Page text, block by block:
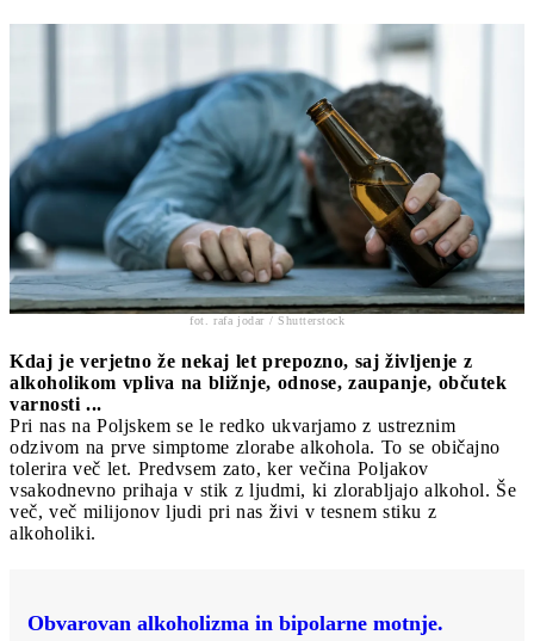
fot. rafa jodar / Shutterstock
Kdaj je verjetno že nekaj let prepozno, saj življenje z
alkoholikom vpliva na bližnje, odnose, zaupanje, občutek
varnosti ...
Pri nas na Poljskem se le redko ukvarjamo z ustreznim
odzivom na prve simptome zlorabe alkohola. To se običajno
tolerira več let. Predvsem zato, ker večina Poljakov
vsakodnevno prihaja v stik z ljudmi, ki zlorabljajo alkohol. Še
več, več milijonov ljudi pri nas živi v tesnem stiku z
alkoholiki.
Obvarovan alkoholizma in bipolarne motnje.